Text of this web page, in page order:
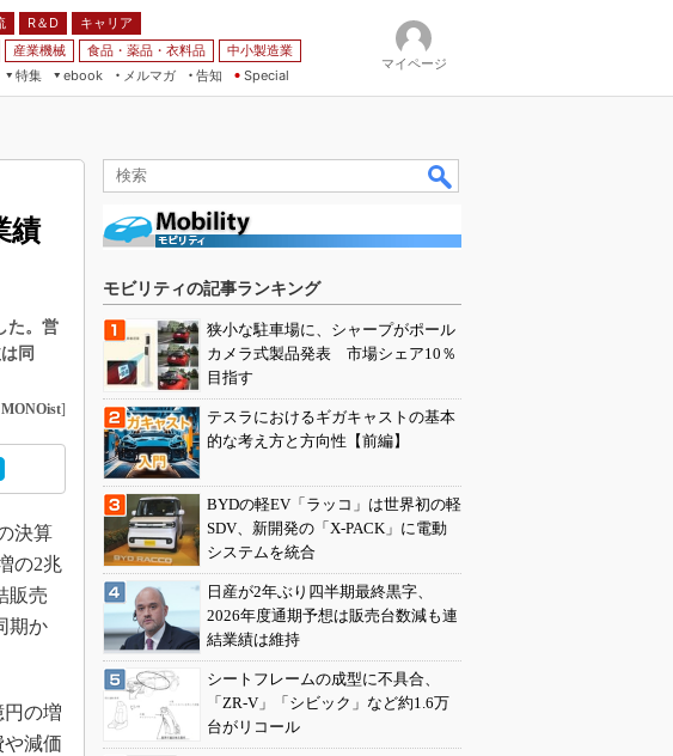
R＆D
キャリア
産業機械 食品・薬品・衣料品
中小製造業
特集
ebook
メルマガ
告知 Special
マイページ
績
た。営
同
MONOist]
決算
の2兆
販売
期か
の増
減価
モビリティの記事ランキング
狭小な駐車場に、シャープがポール
カメラ式製品発表 市場シェア10％
目指す
テスラにおけるギガキャストの基本
的な考え方と方向性【前編】
BYDの軽EV「ラッコ」は世界初の軽
SDV、新開発の「X-PACK」に電動
システムを統合
日産が2年ぶり四半期最終黒字、
2026年度通期予想は販売台数減も連
結業績は維持
シートフレームの成型に不具合、
「ZR-V」「シビック」など約1.6万
台がリコール